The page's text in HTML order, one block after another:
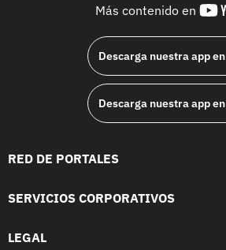
Más contenido en
Descarga nuestra app en
Descarga nuestra app en
RED DE PORTALES
SERVICIOS CORPORATIVOS
LEGAL